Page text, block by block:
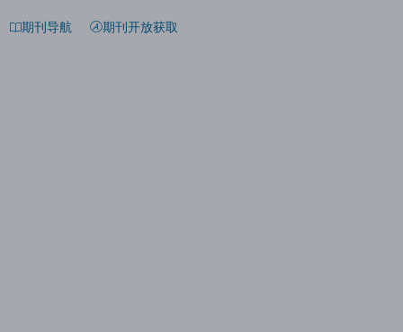
期刊导航 期刊开放获取